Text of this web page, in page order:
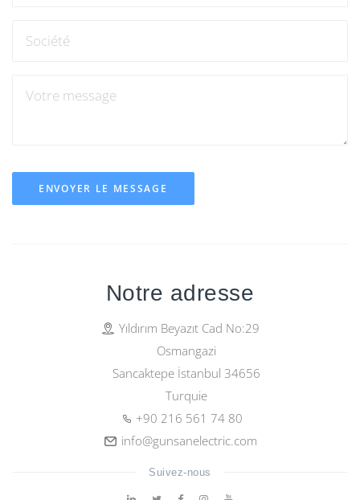
ENVOYER LE MESSAGE
Notre adresse
Yıldırım Beyazıt Cad No:29
Osmangazi
Sancaktepe İstanbul 34656
Turquie
+90 216 561 74 80
info@gunsanelectric.com
Suivez-nous